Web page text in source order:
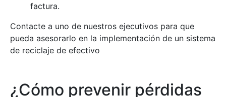
factura.
Contacte a uno de nuestros ejecutivos para que
pueda asesorarlo en la implementación de un sistema
de reciclaje de efectivo
¿Cómo prevenir pérdidas